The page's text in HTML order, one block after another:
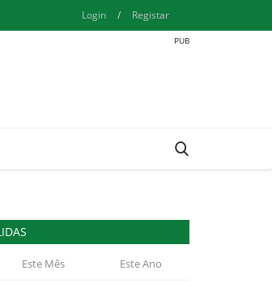
Login / Registar
Este Mês Este Ano